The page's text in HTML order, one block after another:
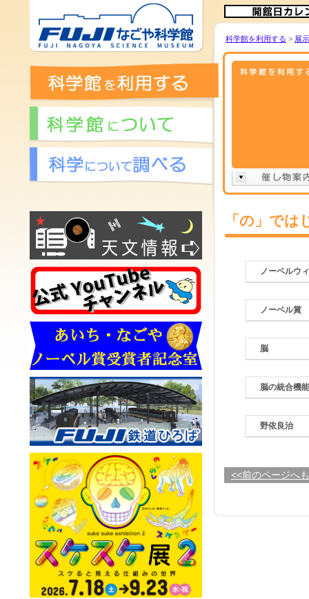
科学館を利用する > 展
「の」で
ノーベルウ
ノーベル賞
脳
脳の統合機
野依良治
<<前のページへ